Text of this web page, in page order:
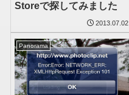
Storeで探してみました
2013.07.02
Panorama